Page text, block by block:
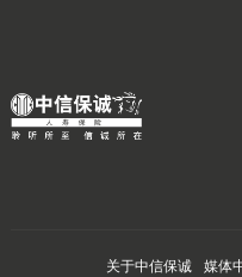
关于中信保诚 媒体